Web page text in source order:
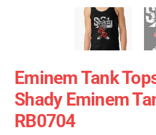
Eminem Tank
Shady Eminem
RB0704